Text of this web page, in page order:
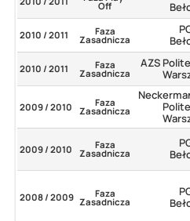
Off
2010 / 2011 Faza
Zasadnicza
2010 / 2011 Faza
Zasadnicza
AZS
2009 / 2010 Faza
Zasadnicza
2009 / 2010 Faza
Zasadnicza
2008 / 2009 Faza
Zasadnicza